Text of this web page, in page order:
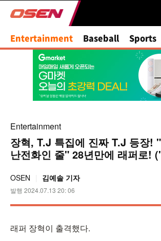
Entertainment Baseball Sports
Entertainment
장혁, T.J 특집에 진짜 T.J 등장!
난전화인 줄" 28년만에 래퍼로!
OSEN 김예솔 기자
발행 2024.07.13 20: 06
래퍼 장혁이 출격했다.